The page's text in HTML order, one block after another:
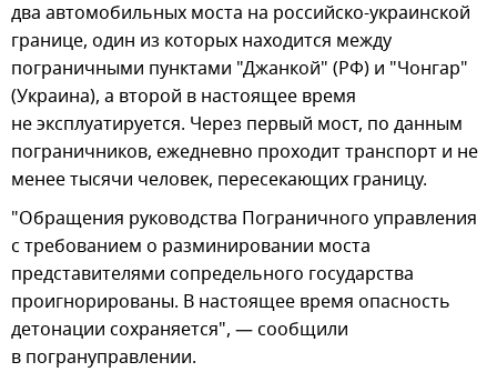
два автомобильных моста на российско-украинской
границе, один из которых находится между
пограничными пунктами "Джанкой" (РФ) и "Чонгар"
(Украина), а второй в настоящее время
не эксплуатируется. Через первый мост, по данным
пограничников, ежедневно проходит транспорт и не
менее тысячи человек, пересекающих границу.
"Обращения руководства Пограничного управления
с требованием о разминировании моста
представителями сопредельного государства
проигнорированы. В настоящее время опасность
детонации сохраняется", — сообщили
в погрануправлении.